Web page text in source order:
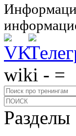
wiki - =
Разделы